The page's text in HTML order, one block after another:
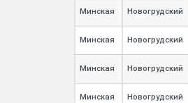
Минская Новогрудский
Минская Новогрудский
Минская Новогрудский
Минская Новогрудский